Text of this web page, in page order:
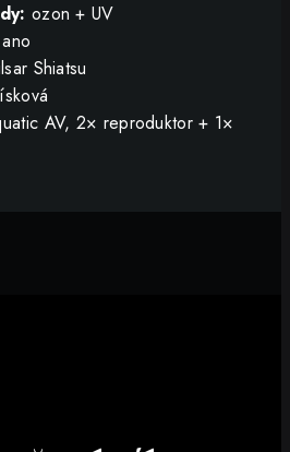
ozon + UV
ano
Shiatsu
AV, 2× reproduktor + 1×